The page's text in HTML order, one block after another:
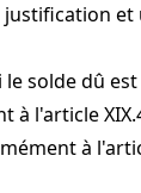
et
solde dû
à l'article
à